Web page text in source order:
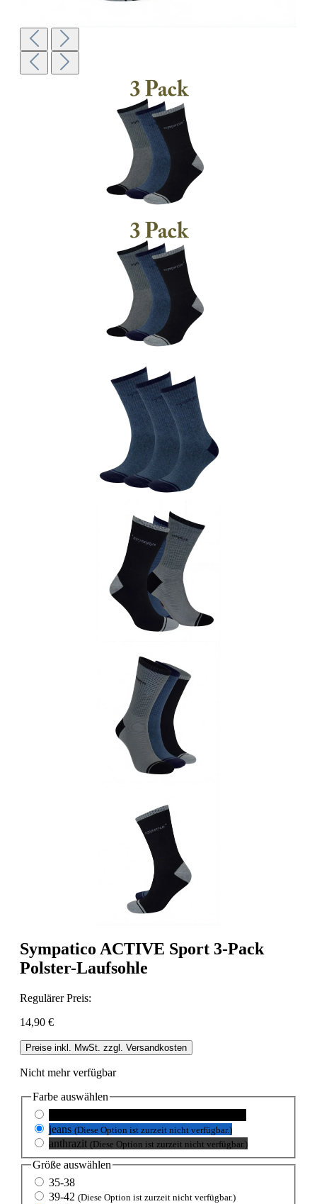
Sympatico ACTIVE Sport 3-Pack
Polster-Laufsohle
Regulärer Preis:
14,90 €
Preise inkl. MwSt. zzgl. Versandkosten
Nicht mehr verfügbar
Farbe auswählen
jeans (Diese Option ist zurzeit nicht verfügbar.)
anthrazit (Diese Option ist zurzeit nicht verfügbar.)
Größe auswählen
35-38
39-42 (Diese Option ist zurzeit nicht verfügbar.)